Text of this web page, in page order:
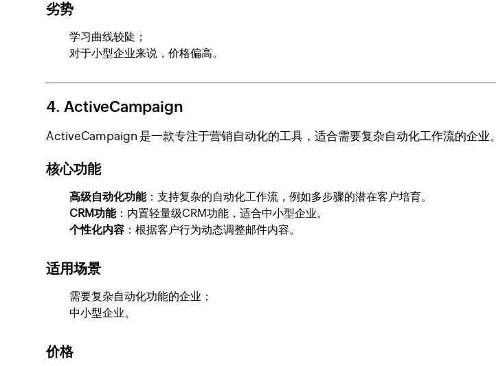
劣势
学习曲线较陡；
对于小型企业来说，价格偏高。
4. ActiveCampaign
ActiveCampaign 是一款专注于营销自动化的工具，适合需要复杂自动化工作流的企业。
核心功能
高级自动化功能：支持复杂的自动化工作流，例如多步骤的潜在客户培育。
CRM功能：内置轻量级CRM功能，适合中小型企业。
个性化内容 ：根据客户行为动态调整邮件内容。
适用场景
需要复杂自动化功能的企业；
中小型企业。
价格